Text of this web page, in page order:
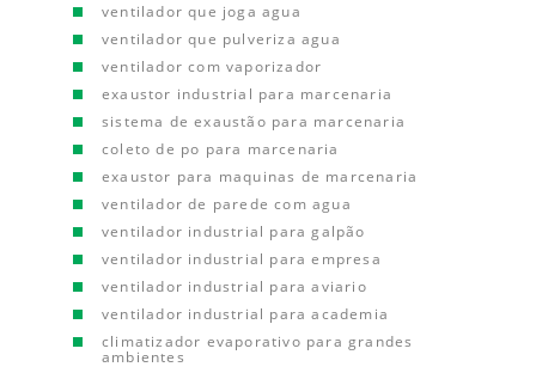
ventilador que joga agua
ventilador que pulveriza agua
ventilador com vaporizador
exaustor industrial para marcenaria
sistema de exaustão para marcenaria
coleto de po para marcenaria
exaustor para maquinas de marcenaria
ventilador de parede com agua
ventilador industrial para galpão
ventilador industrial para empresa
ventilador industrial para aviario
ventilador industrial para academia
climatizador evaporativo para grandes
ambientes